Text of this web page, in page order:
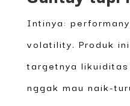
Intinya:
volatility. Produk
targetnya
nggak mau naik-